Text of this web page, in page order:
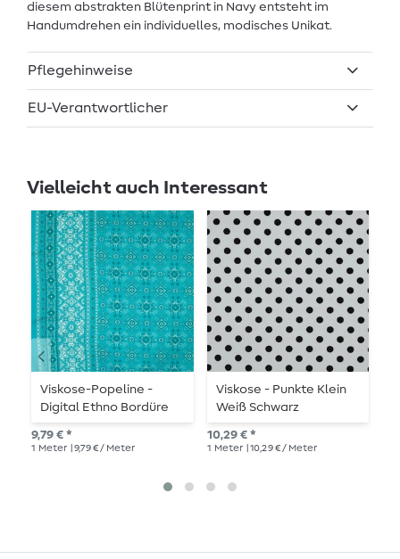
diesem abstrakten Blütenprint in Navy entsteht im
Handumdrehen ein individuelles, modisches Unikat.
Pflegehinweise
EU-Verantwortlicher
Vielleicht auch Interessant
Viskose-Popeline -
Digital Ethno Bordüre
Türkis
9,79 € *
1 Meter | 9,79 € / Meter
Viskose - Punkte Klein
Weiß Schwarz
10,29 € *
1 Meter | 10,29 € / Meter